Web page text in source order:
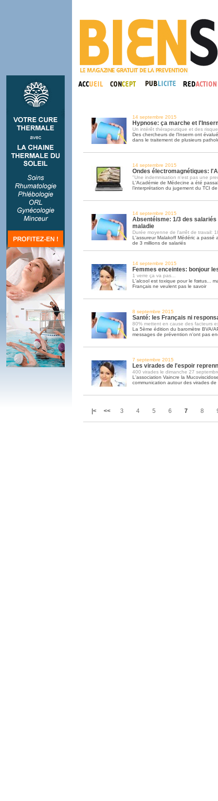
14 septembre 2015
Hypnose: ça marche et
Un intérêt thérapeutique et des
Des chercheurs de l'Inserm ont
dans le traitement de plusieurs
14 septembre 2015
Ondes électromagnétiques:
"Une indemnisation n'est pas une
L'Académie de Médecine a été
l’interprétation du jugement du TCI
14 septembre 2015
Absentéisme: 1/3 des salariés
maladie
Durée moyenne de l'arrêt de travail:
L'assureur Malakoff Médéric a passé
de 3 millions de salariés
14 septembre 2015
Femmes enceintes: bonjour
1 verre ça va pas...
L'alcool est toxique pour le fœtus...
Français ne veulent pas le savoir
8 septembre 2015
Santé: les Français ni
80% mettent en cause des facteurs
La 5ème édition du baromètre BVA/
messages de prévention n'ont pas
7 septembre 2015
Les virades de l'espoir
400 virades le dimanche 27
L'association Vaincre la
communication autour des virades de
|< << 3 4 5 6 7 8